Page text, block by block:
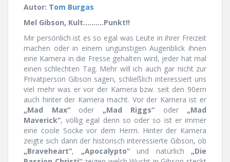
Autor: Tom Burgas
Mel Gibson, Kult……….Punkt!!
Mir persönlich ist es so egal was Leute in ihrer Freizeit
machen oder in einem ungünstigen Augenblick ihnen
eine Kamera in die Fresse gehalten wird, jeder hat mal
einen schlechten Tag. Mehr will ich auch gar nicht zur
Privatperson Gibson sagen, schließlich interessiert uns
viel mehr was er vor der Kamera bzw. seit den 90ern
auch hinter der Kamera macht. Vor der Kamera ist er
„Mad Max“oder „Mad Riggs“ oder „Mad
Maverick“, völlig egal denn so oder so ist er immer
eine coole Socke vor dem Herrn. Hinter der Kamera
zeigte sich dann der historisch interessierte Gibson, ob
„Braveheart“, „Apocalypto“und natürlich „Die